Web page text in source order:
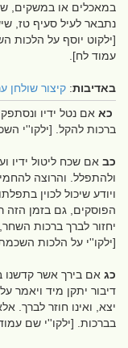
במאכלים או במשקים,
נתבאר לעיל סעיף טז,
[ילקוט יוסף על
עמוד לח].
באדיבות: קיצור שולחן
כא אם נטל ידיו
ברכות להקל. [ילקו''י
כב אם שכח ליטול ידיו
ולהתפלל. והרוצה
ויודע שיכול לכוין
הפוסקים, גם בזמן
יחזור לברך ברכות
[ילקו''י על הלכות
כג אם בירך אשר קדשנו
דיבור יתקן מיד ויאמר
יצא, ואינו חוזר לברך.
בברכות. [ילקו''י שם